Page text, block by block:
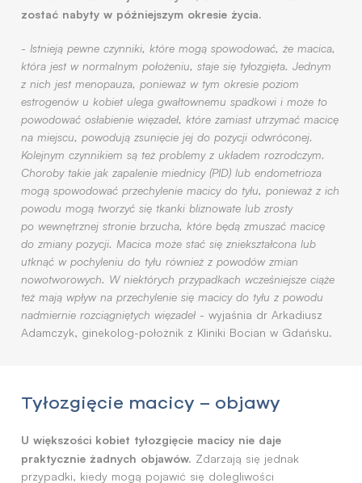
zostać nabyty w późniejszym okresie życia.
- Istnieją pewne czynniki, które mogą spowodować, że macica,
która jest w normalnym położeniu, staje się tyłozgięta. Jednym
z nich jest menopauza, ponieważ w tym okresie poziom
estrogenów u kobiet ulega gwałtownemu spadkowi i może to
powodować osłabienie więzadeł, które zamiast utrzymać macicę
na miejscu, powodują zsunięcie jej do pozycji odwróconej.
Kolejnym czynnikiem są też problemy z układem rozrodczym.
Choroby takie jak zapalenie miednicy (PID) lub endometrioza
mogą spowodować przechylenie macicy do tyłu, ponieważ z ich
powodu mogą tworzyć się tkanki bliznowate lub zrosty
po wewnętrznej stronie brzucha, które będą zmuszać macicę
do zmiany pozycji. Macica może stać się zniekształcona lub
utknąć w pochyleniu do tyłu również z powodów zmian
nowotworowych. W niektórych przypadkach wcześniejsze ciąże
też mają wpływ na przechylenie się macicy do tyłu z powodu
nadmiernie rozciągniętych więzadeł - wyjaśnia dr Arkadiusz
Adamczyk, ginekolog-położnik z Kliniki Bocian w Gdańsku.
Tyłozgięcie macicy – objawy
U większości kobiet tyłozgięcie macicy nie daje
praktycznie żadnych objawów. Zdarzają się jednak
przypadki, kiedy mogą pojawić się dolegliwości